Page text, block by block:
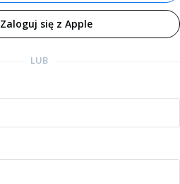
Zaloguj się z Apple
LUB